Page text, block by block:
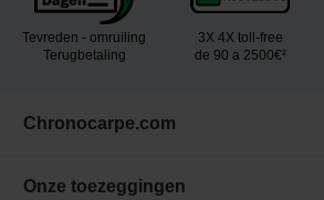
Tevreden - omruiling
Terugbetaling
3X 4X toll-free
de 90 a 2500€²
Chronocarpe.com
Onze toezeggingen